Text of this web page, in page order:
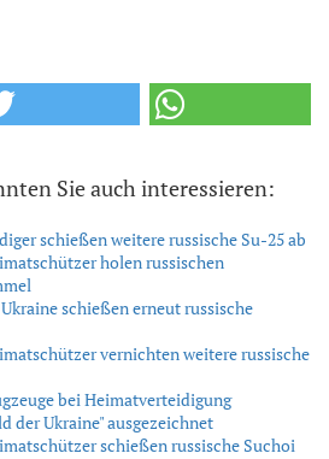
Sie auch interessieren:
schießen weitere russische Su-25 ab
holen russischen
schießen erneut russische
vernichten weitere russische
bei Heimatverteidigung
der Ukraine" ausgezeichnet
schießen russische Suchoi